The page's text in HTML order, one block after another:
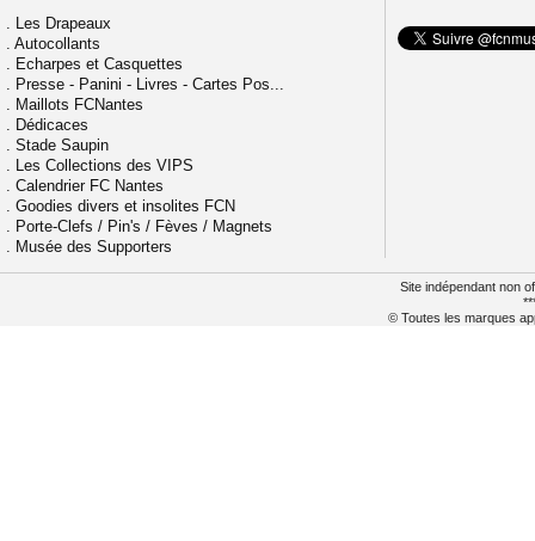
. Les Drapeaux
. Autocollants
. Echarpes et Casquettes
. Presse - Panini - Livres - Cartes Pos...
. Maillots FCNantes
. Dédicaces
. Stade Saupin
. Les Collections des VIPS
. Calendrier FC Nantes
. Goodies divers et insolites FCN
. Porte-Clefs / Pin's / Fèves / Magnets
. Musée des Supporters
Site indépendant non
© Toutes les marques